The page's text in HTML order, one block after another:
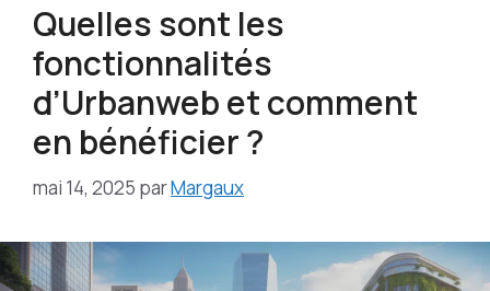
Quelles sont les
fonctionnalités
d’Urbanweb et comment
en bénéficier ?
mai 14, 2025 parMargaux